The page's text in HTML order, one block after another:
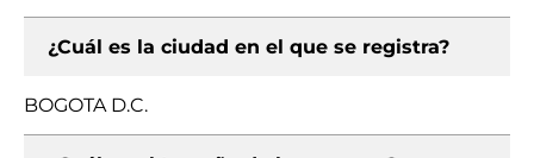
¿Cuál es la ciudad en el que se registra?
BOGOTA D.C.